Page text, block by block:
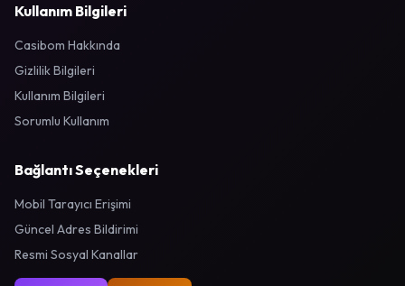
Kullanım Bilgileri
Casibom Hakkında
Gizlilik Bilgileri
Kullanım Bilgileri
Sorumlu Kullanım
Bağlantı Seçenekleri
Mobil Tarayıcı Erişimi
Güncel Adres Bildirimi
Resmi Sosyal Kanallar